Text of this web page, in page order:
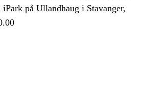
på Ullandhaug i Stavanger,